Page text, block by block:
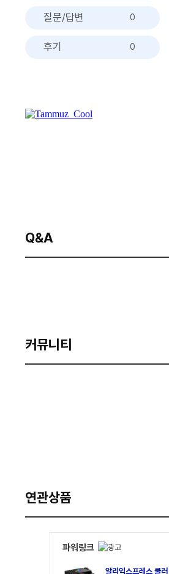
질문/답변 0
후기 0
Q&A
커뮤니티
연관상품
파워링크
알리익스프레스 쿨